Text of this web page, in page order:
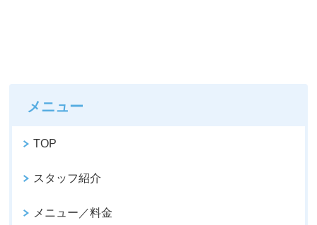
メニュー
TOP
スタッフ紹介
メニュー／料金